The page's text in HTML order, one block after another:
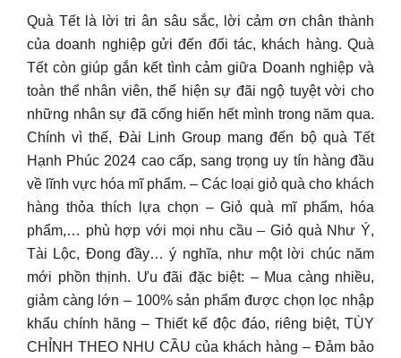
Quà Tết là lời tri ân sâu sắc, lời cảm ơn chân thành
của doanh nghiệp gửi đến đối tác, khách hàng. Quà
Tết còn giúp gắn kết tình cảm giữa Doanh nghiệp và
toàn thể nhân viên, thể hiện sự đãi ngộ tuyệt vời cho
những nhân sự đã cống hiến hết mình trong năm qua.
Chính vì thế, Đài Linh Group mang đến bộ quà Tết
Hạnh Phúc 2024 cao cấp, sang trọng uy tín hàng đầu
về lĩnh vực hóa mĩ phẩm. – Các loại giỏ quà cho khách
hàng thỏa thích lựa chọn – Giỏ quà mĩ phẩm, hóa
phẩm,… phù hợp với mọi nhu cầu – Giỏ quà Như Ý,
Tài Lộc, Đong đầy… ý nghĩa, như một lời chúc năm
mới phồn thịnh. Ưu đãi đặc biệt: – Mua càng nhiều,
giảm càng lớn – 100% sản phẩm được chọn lọc nhập
khẩu chính hãng – Thiết kế độc đáo, riêng biệt, TÙY
CHỈNH THEO NHU CẦU của khách hàng – Đảm bảo